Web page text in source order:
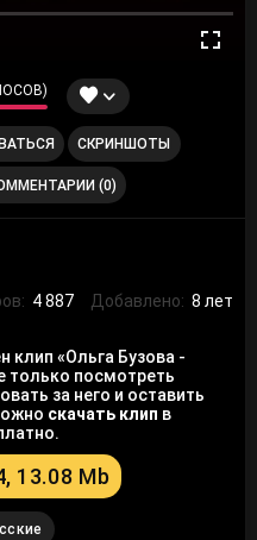
СКРИНШОТЫ
(0)
4 887 Добавлено: 8 лет
клип «Ольга Бузова -
только посмотреть
за него и оставить
скачать клип в
13.08 Mb